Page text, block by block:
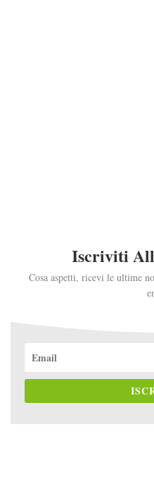
Iscriviti
Cosa aspetti, ricevi le ultime